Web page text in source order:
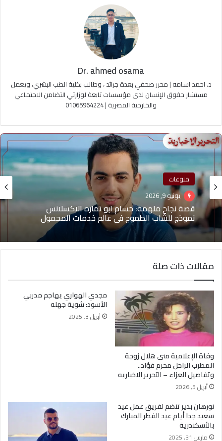
Dr. ahmed osama
د. احمد اسامه | محرر صحفي بعدة جرائد ، وطالب بكلية الطب البشري، ويعمل
مستشار حقوق الإنسان لدى مؤسسات تابعة لوزارتي التضامن الاجتماعي
والخارجية المصرية | 01065964224
منوعات
يونيو 9, 2026
قصة نجاح ملهمة: حسام ابو تماره الاكسلانس
نموذج للشاب الطموح في عالم خدمات المحمول
مقالات ذات صلة
وفاة الإعلامية منى هلال زوجة
المطرب الراحل محرم فؤاد..
وتفاصيل العزاء – التحرير الاخباريه
أبريل 5, 2026
مجدي الهواري يهاجم مدربي
الأسود: شوية جهله
أبريل 3, 2025
نورهان بدير تنضم لفريق عمل عيد
سعيد جدا أيام عيد الفطر المبارك
بالأسكندرية
مارس 31, 2025